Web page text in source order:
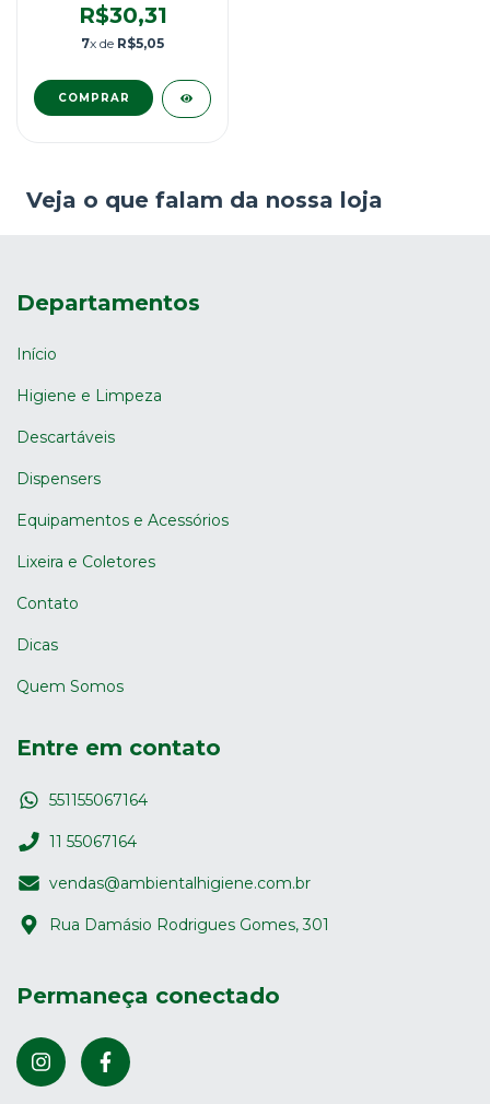
R$30,31
7x de R$5,05
Veja o que falam da nossa loja
Departamentos
Início
Higiene e Limpeza
Descartáveis
Dispensers
Equipamentos e Acessórios
Lixeira e Coletores
Contato
Dicas
Quem Somos
Entre em contato
551155067164
11 55067164
vendas@ambientalhigiene.com.br
Rua Damásio Rodrigues Gomes, 301
Permaneça conectado